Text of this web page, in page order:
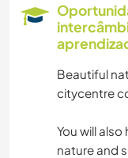
Beautiful
citycentre
You will
nature and